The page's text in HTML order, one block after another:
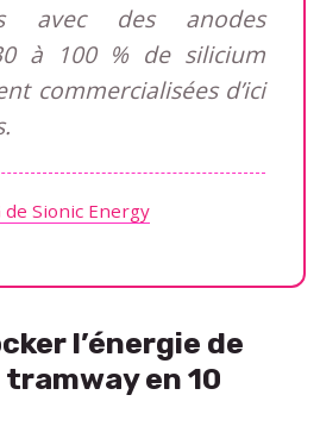
avec des anodes
à 100 % de silicium
commercialisées d’ici
de Sionic Energy
l’énergie de
en 10